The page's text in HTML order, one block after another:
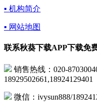
▪ 机构简介
▪ 网站地图
联系秋葵下载APP下载免
销售热线：020-
18929502661,18924129401
微信：ivysun888/